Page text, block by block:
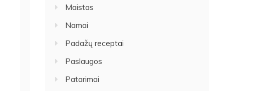
Maistas
Namai
Padažų receptai
Paslaugos
Patarimai